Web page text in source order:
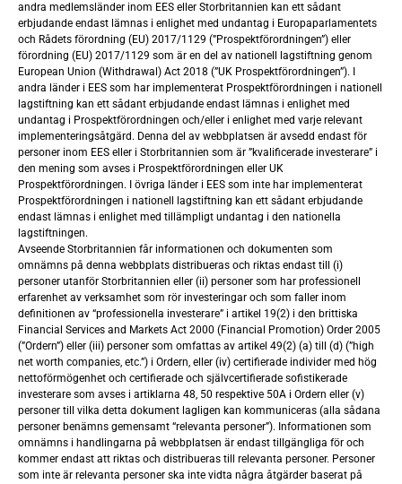
Teckningskurs: Teckningskursen i företrädesemission
uppgår till 68,31 SEK per unit, motsvarande 2,07 SEK per
aktie
Emissionslikvid:Vid full teckning i företrädesemissionen
kan bolaget tillföras som mest cirka 30,0 MSEK före
emissionskostnader
Teckningsförbindelser och garantiåtaganden:
Företrädesemissionen omfattas till cirka 50,0 procent av
teckningsförbindelser och garantiåtaganden
Teckningsoptioner av serie TO10:Varje teckningsoption
av serie TO10 ger rätt att teckna en (1) ny aktie i bolaget
under nyttjandeperioden som pågår mellan den 4 januari
2027 och den 18 januari 2027. Teckningskursen för
teckning av aktier med stöd av teckningsoptioner av serie
TO10 uppgår till 2,07 SEK
Teckning med stöd av uniträtter
andra medlemsländer inom EES eller Storbritannien kan ett sådant
erbjudande endast lämnas i enlighet med undantag i Europaparlamentets
och Rådets förordning (EU) 2017/1129 (”Prospektförordningen”) eller
förordning (EU) 2017/1129 som är en del av nationell lagstiftning genom
European Union (Withdrawal) Act 2018 (”UK Prospektförordningen”). I
andra länder i EES som har implementerat Prospektförordningen i nationell
lagstiftning kan ett sådant erbjudande endast lämnas i enlighet med
undantag i Prospektförordningen och/eller i enlighet med varje relevant
implementeringsåtgärd. Denna del av webbplatsen är avsedd endast för
personer inom EES eller i Storbritannien som är ”kvalificerade investerare” i
den mening som avses i Prospektförordningen eller UK
Prospektförordningen. I övriga länder i EES som inte har implementerat
Prospektförordningen i nationell lagstiftning kan ett sådant erbjudande
endast lämnas i enlighet med tillämpligt undantag i den nationella
lagstiftningen.
Avseende Storbritannien får informationen och dokumenten som
omnämns på denna webbplats distribueras och riktas endast till (i)
personer utanför Storbritannien eller (ii) personer som har professionell
erfarenhet av verksamhet som rör investeringar och som faller inom
definitionen av “professionella investerare” i artikel 19(2) i den brittiska
Financial Services and Markets Act 2000 (Financial Promotion) Order 2005
(”Ordern”) eller (iii) personer som omfattas av artikel 49(2) (a) till (d) (”high
net worth companies, etc.”) i Ordern, eller (iv) certifierade individer med hög
nettoförmögenhet och certifierade och självcertifierade sofistikerade
investerare som avses i artiklarna 48, 50 respektive 50A i Ordern eller (v)
personer till vilka detta dokument lagligen kan kommuniceras (alla sådana
personer benämns gemensamt “relevanta personer”). Informationen som
omnämns i handlingarna på webbplatsen är endast tillgängliga för och
kommer endast att riktas och distribueras till relevanta personer. Personer
som inte är relevanta personer ska inte vidta några åtgärder baserat på